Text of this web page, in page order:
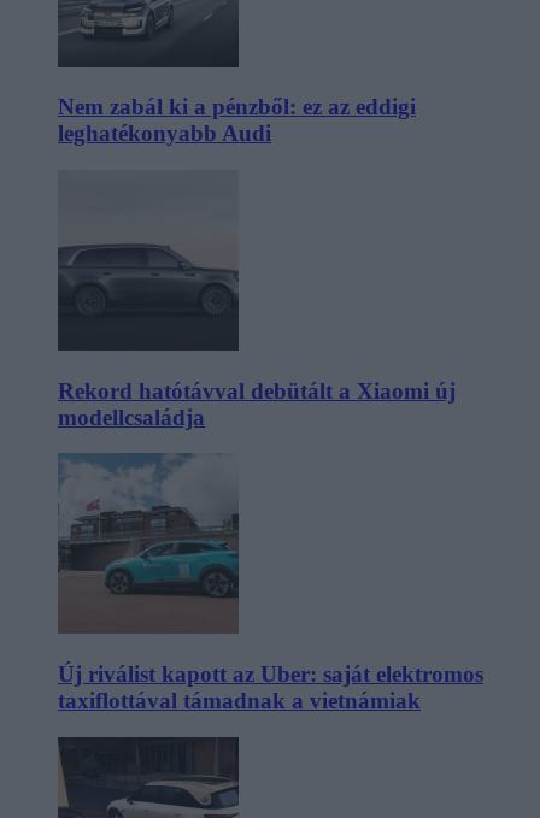
Nem zabál ki a pénzből: ez az eddigi
leghatékonyabb Audi
Rekord hatótávval debütált a Xiaomi új
modellcsaládja
Új riválist kapott az Uber: saját elektromos
taxiflottával támadnak a vietnámiak